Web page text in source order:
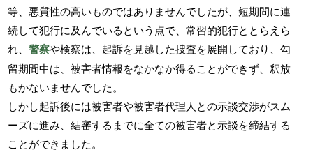
等、悪質性の高いものではありませんでしたが、短期間に連
続して犯行に及んでいるという点で、常習的犯行ととらえら
れ、警察や検察は、起訴を見越した捜査を展開しており、勾
留期間中は、被害者情報をなかなか得ることができず、釈放
もかないませんでした。
しかし起訴後には被害者や被害者代理人との示談交渉がスム
ーズに進み、結審するまでに全ての被害者と示談を締結する
ことができました。